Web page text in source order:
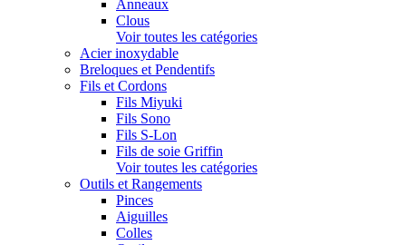
Anneaux
Clous
Voir toutes les catégories
Acier inoxydable
Breloques et Pendentifs
Fils et Cordons
Fils Miyuki
Fils Sono
Fils S-Lon
Fils de soie Griffin
Voir toutes les catégories
Outils et Rangements
Pinces
Aiguilles
Colles